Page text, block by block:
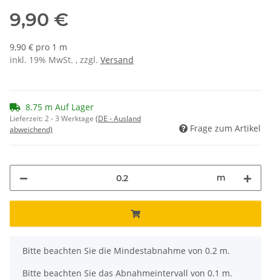
9,90 €
9,90 € pro 1 m
inkl. 19% MwSt. , zzgl. Versand
8.75 m Auf Lager
Lieferzeit:2 - 3 Werktage (DE - Ausland
abweichend)
Frage zum Artikel
m
x
Bitte beachten Sie die Mindestabnahme von 0.2 m.
Bitte beachten Sie das Abnahmeintervall von 0.1 m.